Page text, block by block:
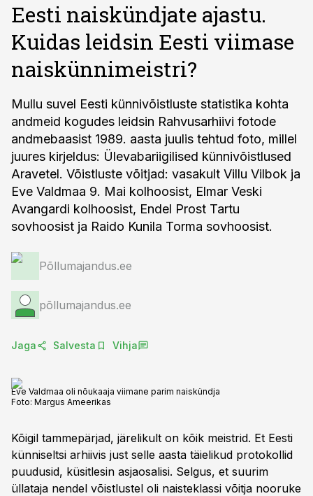
Eesti naiskündjate ajastu.
Kuidas leidsin Eesti viimase
naiskünnimeistri?
Mullu suvel Eesti künnivõistluste statistika kohta
andmeid kogudes leidsin Rahvusarhiivi fotode
andmebaasist 1989. aasta juulis tehtud foto, millel
juures kirjeldus: Ülevabariigilised künnivõistlused
Aravetel. Võistluste võitjad: vasakult Villu Vilbok ja
Eve Valdmaa 9. Mai kolhoosist, Elmar Veski
Avangardi kolhoosist, Endel Prost Tartu
sovhoosist ja Raido Kunila Torma sovhoosist.
Põllumajandus.ee
põllumajandus.ee
Jaga Salvesta Vihja
Eve Valdmaa oli nõukaaja viimane parim naiskündja
Foto: Margus Ameerikas
Kõigil tammepärjad, järelikult on kõik meistrid. Et Eesti
künniseltsi arhiivis just selle aasta täielikud protokollid
puudusid, küsitlesin asjaosalisi. Selgus, et suurim
üllataja nendel võistlustel oli naisteklassi võitja nooruke